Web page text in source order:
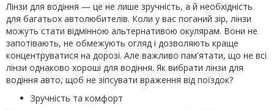
Лінзи для водіння — це не лише зручність, а й необхідність
для багатьох автолюбителів. Коли у вас поганий зір, лінзи
можуть стати відмінною альтернативою окулярам. Вони не
запотівають, не обмежують огляд і дозволяють краще
концентруватися на дорозі. Але важливо пам'ятати, що не всі
лінзи однаково хороші для водіння. Як вибрати лінзи для
водіння авто, щоб не зіпсувати враження від поїздок?
Зручність та комфорт